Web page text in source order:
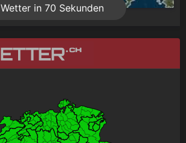
Wetter in 70 Sekunden